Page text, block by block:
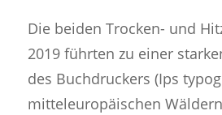
Die beiden Trocken- und
2019 führten zu einer
des Buchdruckers (Ips
mitteleuropäischen